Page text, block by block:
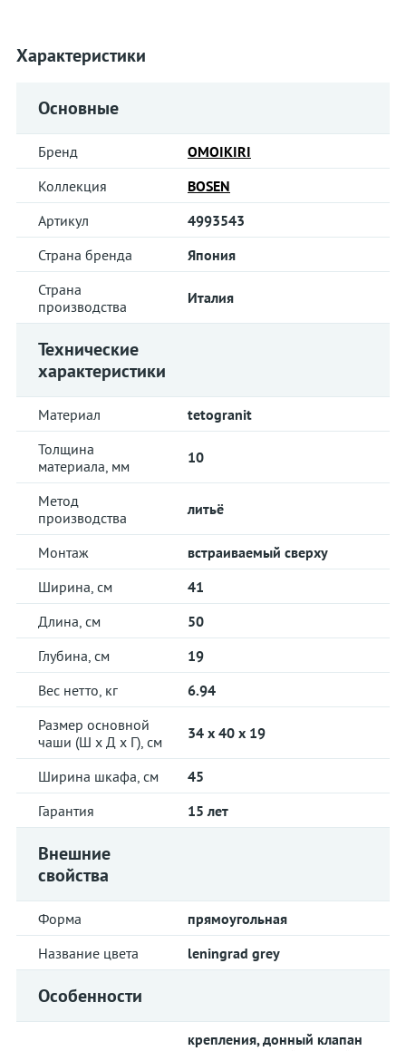
Характеристики
Основные
Бренд
OMOIKIRI
Коллекция
BOSEN
Артикул
4993543
Страна бренда
Япония
Страна
производства
Италия
Технические
характеристики
Материал
tetogranit
Толщина
материала, мм
10
Метод
производства
литьё
Монтаж
встраиваемый сверху
Ширина, см
41
Длина, см
50
Глубина, см
19
Вес нетто, кг
6.94
Размер основной
чаши (Ш х Д х Г), см
34 x 40 x 19
Ширина шкафа, см
45
Гарантия
15 лет
Внешние
свойства
Форма
прямоугольная
Название цвета
leningrad grey
Особенности
крепления, донный клапан